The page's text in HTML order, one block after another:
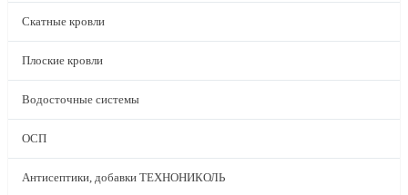
Скатные кровли
Плоские кровли
Водосточные системы
ОСП
Антисептики, добавки ТЕХНОНИКОЛЬ